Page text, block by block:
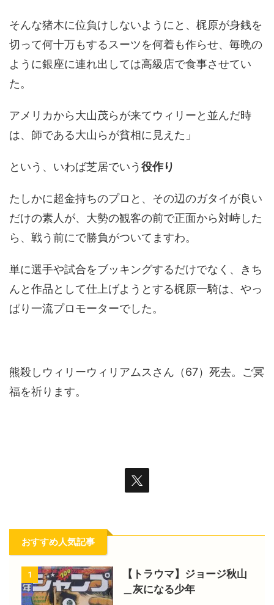
そんな猪木に位負けしないようにと、梶原が身銭を
切って何十万もするスーツを何着も作らせ、毎晩の
ように銀座に連れ出しては高級店で食事させてい
た。
アメリカから大山茂らが来てウィリーと並んだ時
は、師である大山らが貧相に見えた」
という、いわば芝居でいう役作り
たしかに超金持ちのプロと、その辺のガタイが良い
だけの素人が、大勢の観客の前で正面から対峙した
ら、戦う前にで勝負がついてますわ。
単に選手や試合をブッキングするだけでなく、きち
んと作品として仕上げようとする梶原一騎は、やっ
ぱり一流プロモーターでした。
熊殺しウィリーウィリアムスさん（67）死去。ご冥
福を祈ります。
おすすめ人気記事
1
【トラウマ】ジョージ秋山
＿灰になる少年